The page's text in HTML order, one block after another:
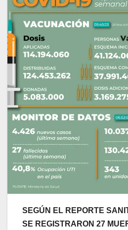
SEGÚN EL REPORTE
SE REGISTRARON 27